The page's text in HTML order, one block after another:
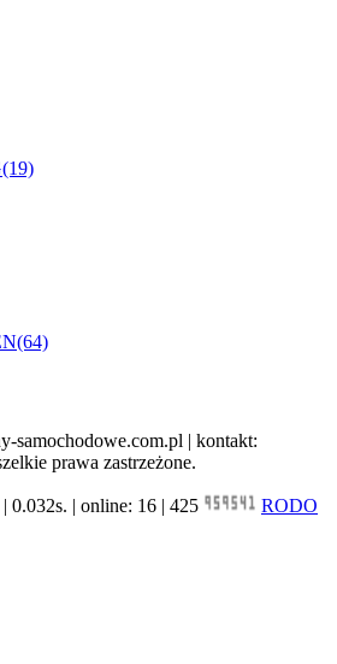
(19)
(64)
samochodowe.com.pl | kontakt:
prawa zastrzeżone.
0.032s. | online: 16 | 425 RODO